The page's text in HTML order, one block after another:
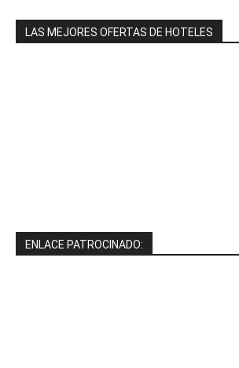
LAS MEJORES OFERTAS DE HOTELES
ENLACE PATROCINADO: